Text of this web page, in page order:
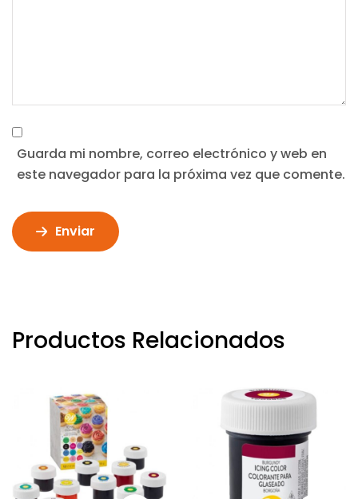
Guarda mi nombre, correo electrónico y web en
este navegador para la próxima vez que comente.
Enviar
Productos Relacionados